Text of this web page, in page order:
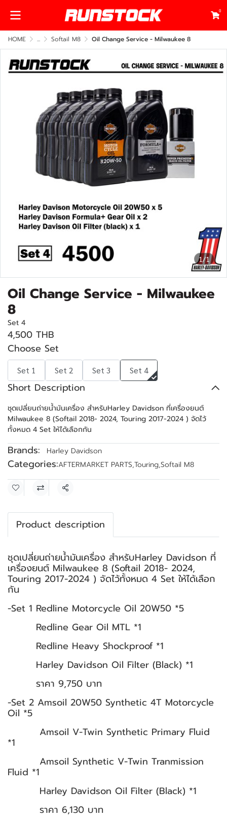
0
HOME ... Softail M8 Oil Change Service - Milwaukee 8
1/1
Oil Change Service - Milwaukee
8
Set 4
4,500 THB
Choose Set
Set 1 Set 2 Set 3 Set 4
Short Description
ชุดเปลี่ยนถ่ายน้ำมันเครื่อง สำหรับHarley Davidson ที่เครื่องยนต์
Milwaukee 8 (Softail 2018- 2024, Touring 2017-2024 ) จัดไว้
ทั้งหมด 4 Set ให้ได้เลือกกัน
Brands: Harley Davidson
Categories:AFTERMARKET PARTS,Touring,Softail M8
Share
Product description
ชุดเปลี่ยนถ่ายน้ำมันเครื่อง สำหรับHarley Davidson ที่
เครื่องยนต์ Milwaukee 8 (Softail 2018- 2024,
Touring 2017-2024 ) จัดไว้ทั้งหมด 4 Set ให้ได้เลือก
กัน
-Set 1 Redline Motorcycle Oil 20W50 *5
Redline Gear Oil MTL *1
Redline Heavy Shockproof *1
Harley Davidson Oil Filter (Black) *1
ราคา 9,750 บาท
-Set 2 Amsoil 20W50 Synthetic 4T Motorcycle
Oil *5
Amsoil V-Twin Synthetic Primary Fluid
*1
Amsoil Synthetic V-Twin Tranmission
Fluid *1
Harley Davidson Oil Filter (Black) *1
ราคา 6,130 บาท